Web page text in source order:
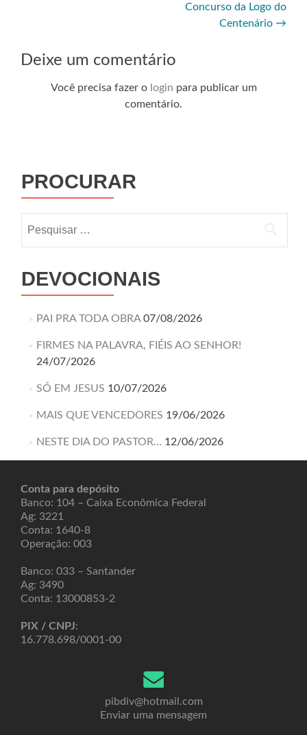
Concurso da Logo do
Centenário →
Deixe um comentário
Você precisa fazer o login para publicar um
comentário.
PROCURAR
DEVOCIONAIS
PAI PRA TODA OBRA 07/08/2026
FIRMES NA PALAVRA, FIÉIS AO SENHOR!
24/07/2026
SÓ EM JESUS 10/07/2026
MAIS QUE VENCEDORES 19/06/2026
NESTE DIA DO PASTOR… 12/06/2026
Conta para depósito
Banco: 104 – Caixa Econômica Federal
Ag: 3221
Conta: 1640-8
Operação: 003
Banco: 033 – Santander
Ag: 3490
Conta: 13000853-2
PIX / CNPJ:
16.778.698/0001-00
pibdiv@hotmail.com
Enviar uma mensagem